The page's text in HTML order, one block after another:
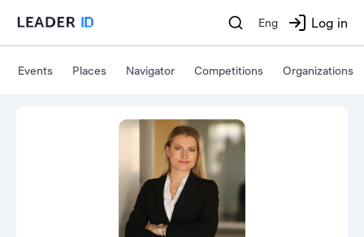
Eng Log in
Events Places Navigator Competitions Organizations